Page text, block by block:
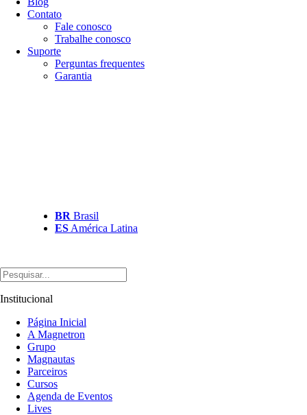
Contato
Fale conosco
Trabalhe conosco
Suporte
Perguntas frequentes
Garantia
BR Brasil
ES América Latina
Institucional
Página Inicial
A Magnetron
Grupo
Magnautas
Parceiros
Cursos
Agenda de Eventos
Lives